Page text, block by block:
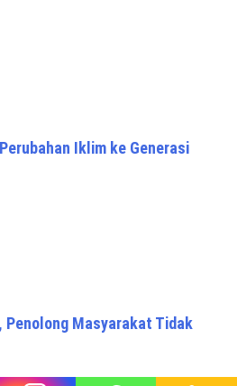
Iklim ke Generasi
Penolong Masyarakat Tidak